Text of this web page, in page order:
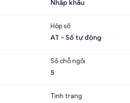
Nhập khẩu
Hộp số
AT - Số tự động
Số chỗ ngồi
5
Tình trạng